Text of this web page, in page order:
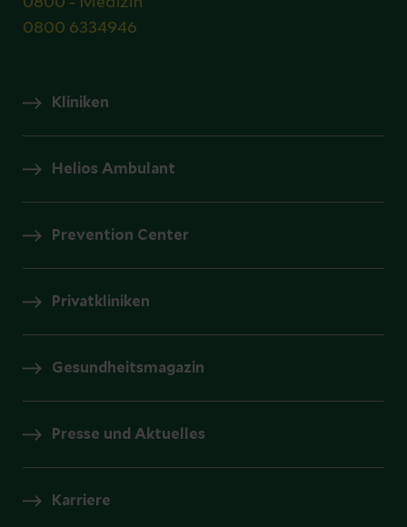
0800 6334946
Kliniken
Helios Ambulant
Prevention Center
Privatkliniken
Gesundheitsmagazin
Presse und Aktuelles
Karriere